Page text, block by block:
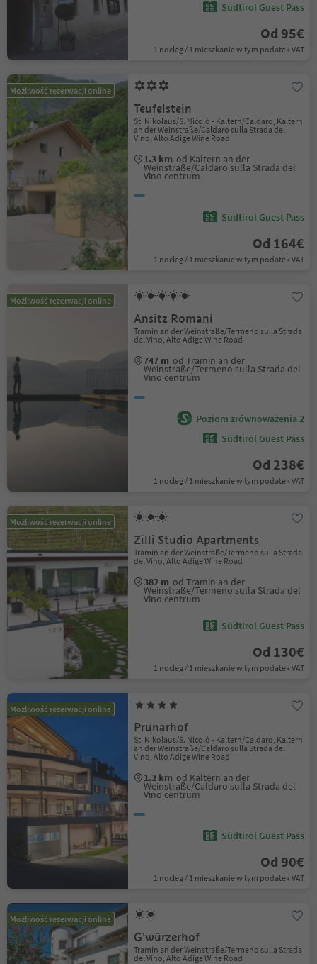
Südtirol Guest Pass
Od 95€
1 nocleg / 1 mieszkanie w tym podatek VAT
Możliwość rezerwacji online
Teufelstein
St. Nikolaus/S. Nicolò - Kaltern/Caldaro, Kaltern
an der Weinstraße/Caldaro sulla Strada del
Vino, Alto Adige Wine Road
1.3 km od Kaltern an der
Weinstraße/Caldaro sulla Strada del
Vino centrum
Südtirol Guest Pass
Od 164€
1 nocleg / 1 mieszkanie w tym podatek VAT
Możliwość rezerwacji online
Ansitz Romani
Tramin an der Weinstraße/Termeno sulla Strada
del Vino, Alto Adige Wine Road
747 m od Tramin an der
Weinstraße/Termeno sulla Strada del
Vino centrum
Poziom zrównoważenia 2
Südtirol Guest Pass
Od 238€
1 nocleg / 1 mieszkanie w tym podatek VAT
Możliwość rezerwacji online
Zilli Studio Apartments
Tramin an der Weinstraße/Termeno sulla Strada
del Vino, Alto Adige Wine Road
382 m od Tramin an der
Weinstraße/Termeno sulla Strada del
Vino centrum
Südtirol Guest Pass
Od 130€
1 nocleg / 1 mieszkanie w tym podatek VAT
Możliwość rezerwacji online
Prunarhof
St. Nikolaus/S. Nicolò - Kaltern/Caldaro, Kaltern
an der Weinstraße/Caldaro sulla Strada del
Vino, Alto Adige Wine Road
1.2 km od Kaltern an der
Weinstraße/Caldaro sulla Strada del
Vino centrum
Südtirol Guest Pass
Od 90€
1 nocleg / 1 mieszkanie w tym podatek VAT
Możliwość rezerwacji online
G'würzerhof
Tramin an der Weinstraße/Termeno sulla Strada
del Vino, Alto Adige Wine Road